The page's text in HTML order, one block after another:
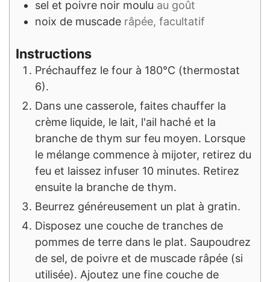
sel et poivre noir moulu au goût
noix de muscade râpée, facultatif
Instructions
Préchauffez le four à 180°C (thermostat
6).
Dans une casserole, faites chauffer la
crème liquide, le lait, l'ail haché et la
branche de thym sur feu moyen. Lorsque
le mélange commence à mijoter, retirez du
feu et laissez infuser 10 minutes. Retirez
ensuite la branche de thym.
Beurrez généreusement un plat à gratin.
Disposez une couche de tranches de
pommes de terre dans le plat. Saupoudrez
de sel, de poivre et de muscade râpée (si
utilisée). Ajoutez une fine couche de